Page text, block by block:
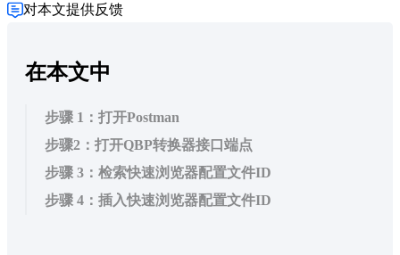
对本文提供反馈
在本文中
步骤 1：打开Postman
步骤2：打开QBP转换器接口端点
步骤 3：检索快速浏览器配置文件ID
步骤 4：插入快速浏览器配置文件ID